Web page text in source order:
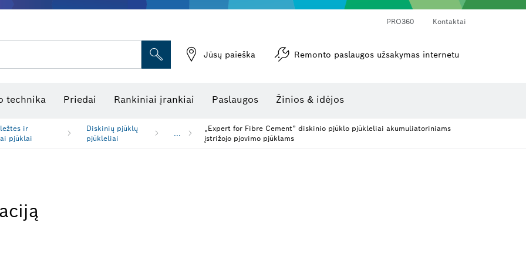
PRO360 Kontaktai
Jūsų paieška Remonto paslaugos užsakymas internetu
technika Priedai Rankiniai įrankiai Paslaugos Žinios & idėjos
ir
pjūklai
Diskinių pjūklų
pjūkleliai
...
„Expert for Fibre Cement” diskinio pjūklo pjūkleliai akumuliatoriniams
įstrižojo pjovimo pjūklams